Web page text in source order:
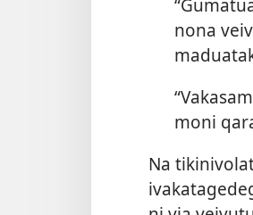
nona
moni
Na